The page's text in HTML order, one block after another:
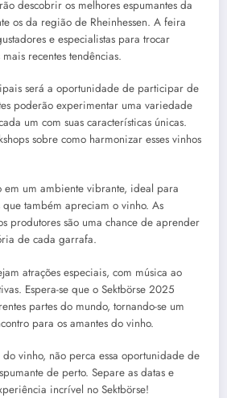
descobrir os melhores espumantes da
os da região de Rheinhessen. A feira
e especialistas para trocar
recentes tendências.
será a oportunidade de participar de
poderão experimentar uma variedade
um com suas características únicas.
sobre como harmonizar esses vinhos
em um ambiente vibrante, ideal para
que também apreciam o vinho. As
produtores são uma chance de aprender
de cada garrafa.
atrações especiais, com música ao
Espera-se que o Sektbörse 2025
partes do mundo, tornando-se um
para os amantes do vinho.
do vinho, não perca essa oportunidade de
de perto. Separe as datas e
incrível no Sektbörse!